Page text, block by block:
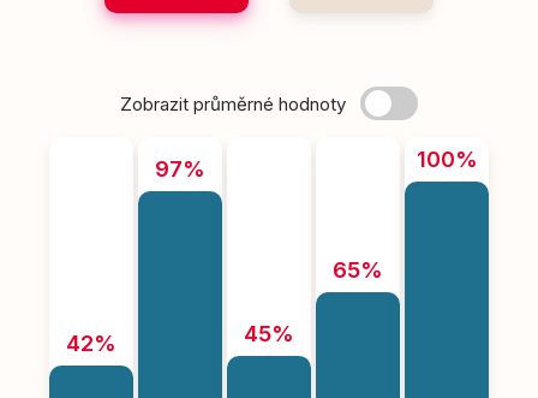
Zobrazit průměrné hodnoty
42%
97%
45%
65%
100%